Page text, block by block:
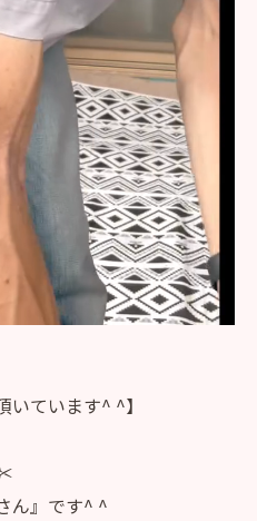
いています^ ^】
ん』です^ ^